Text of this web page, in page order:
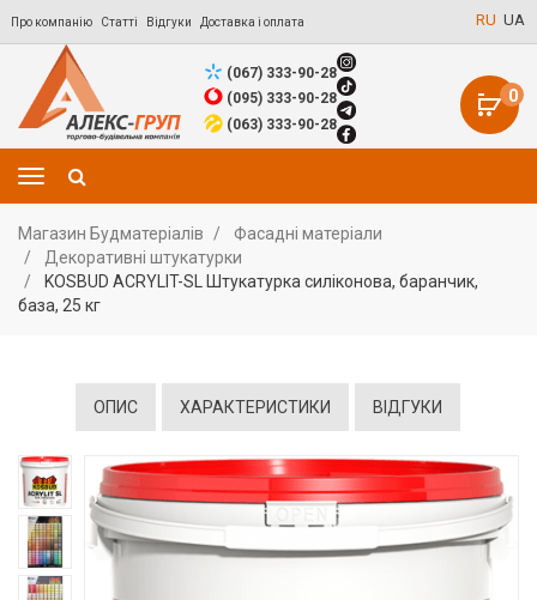
Про компанію Статті Відгуки Доставка і оплата RU UA
0
(067) 333-90-28
(095) 333-90-28
(063) 333-90-28
Магазин Будматеріалів
Фасадні матеріали
Декоративні штукатурки
KOSBUD ACRYLIT-SL Штукатурка силіконова, баранчик,
база, 25 кг
ОПИС ХАРАКТЕРИСТИКИ ВІДГУКИ